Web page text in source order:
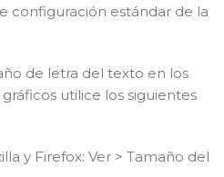
configuración estándar de la
de letra del texto en los
utilice los siguientes
y Firefox: Ver > Tamaño del